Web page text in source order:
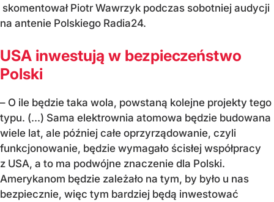
skomentował Piotr Wawrzyk podczas sobotniej audycji
na antenie Polskiego Radia24.
USA inwestują w bezpieczeństwo
Polski
– O ile będzie taka wola, powstaną kolejne projekty tego
typu. (...) Sama elektrownia atomowa będzie budowana
wiele lat, ale później całe oprzyrządowanie, czyli
funkcjonowanie, będzie wymagało ścisłej współpracy
z USA, a to ma podwójne znaczenie dla Polski.
Amerykanom będzie zależało na tym, by było u nas
bezpiecznie, więc tym bardziej będą inwestować